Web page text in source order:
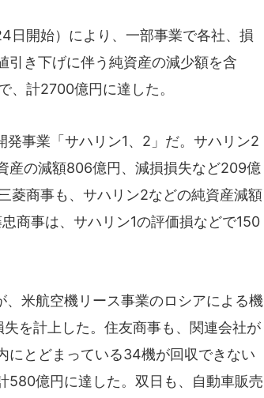
開始）により、一部事業で各社、損
引き下げに伴う純資産の減少額を含
、計2700億円に達した。
事業「サハリン1、2」だ。サハリン2
産の減額806億円、減損損失など209億
菱商事も、サハリン2などの純資産減額
商事は、サハリン1の評価損などで150
米航空機リース事業のロシアによる機
を計上した。住友商事も、関連会社が
にとどまっている34機が回収できない
580億円に達した。双日も、自動車販売